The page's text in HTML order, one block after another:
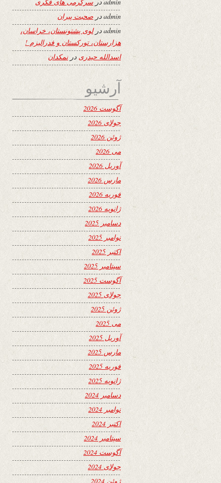
admin در صحبت پیران
adminدرلوی پشتونستان، خراسان،
هزارستان، تورکستان و فدرالیزم !
اسدالله حیدری درنمکدان
آرشیو
آگوست 2026
جولای 2026
ژوئن 2026
می 2026
آوریل 2026
مارس 2026
فوریه 2026
ژانویه 2026
دسامبر 2025
نوامبر 2025
اکتبر 2025
سپتامبر 2025
آگوست 2025
جولای 2025
ژوئن 2025
می 2025
آوریل 2025
مارس 2025
فوریه 2025
ژانویه 2025
دسامبر 2024
نوامبر 2024
اکتبر 2024
سپتامبر 2024
آگوست 2024
جولای 2024
ژوئن 2024